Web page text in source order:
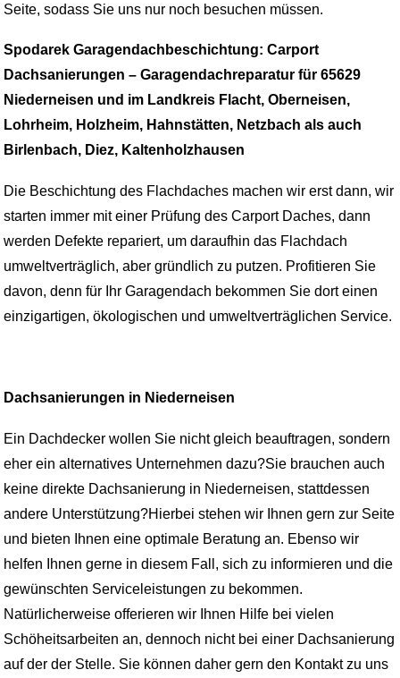
Seite, sodass Sie uns nur noch besuchen müssen.
Spodarek Garagendachbeschichtung: Carport
Dachsanierungen – Garagendachreparatur für 65629
Niederneisen und im Landkreis Flacht, Oberneisen,
Lohrheim, Holzheim, Hahnstätten, Netzbach als auch
Birlenbach, Diez, Kaltenholzhausen
Die Beschichtung des Flachdaches machen wir erst dann, wir
starten immer mit einer Prüfung des Carport Daches, dann
werden Defekte repariert, um daraufhin das Flachdach
umweltverträglich, aber gründlich zu putzen. Profitieren Sie
davon, denn für Ihr Garagendach bekommen Sie dort einen
einzigartigen, ökologischen und umweltverträglichen Service.
Dachsanierungen in Niederneisen
Ein Dachdecker wollen Sie nicht gleich beauftragen, sondern
eher ein alternatives Unternehmen dazu?Sie brauchen auch
keine direkte Dachsanierung in Niederneisen, stattdessen
andere Unterstützung?Hierbei stehen wir Ihnen gern zur Seite
und bieten Ihnen eine optimale Beratung an. Ebenso wir
helfen Ihnen gerne in diesem Fall, sich zu informieren und die
gewünschten Serviceleistungen zu bekommen.
Natürlicherweise offerieren wir Ihnen Hilfe bei vielen
Schöheitsarbeiten an, dennoch nicht bei einer Dachsanierung
auf der der Stelle. Sie können daher gern den Kontakt zu uns